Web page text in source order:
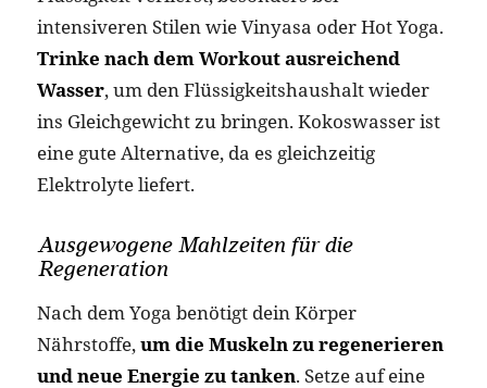
intensiveren Stilen wie Vinyasa oder Hot Yoga.
Trinke nach dem Workout ausreichend
Wasser, um den Flüssigkeitshaushalt wieder
ins Gleichgewicht zu bringen. Kokoswasser ist
eine gute Alternative, da es gleichzeitig
Elektrolyte liefert.
Ausgewogene Mahlzeiten für die
Regeneration
Nach dem Yoga benötigt dein Körper
Nährstoffe,um die Muskeln zu regenerieren
und neue Energie zu tanken. Setze auf eine